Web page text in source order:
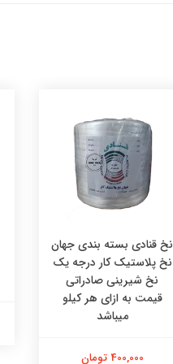
نخ قنادی بسته بندی جهان
نخ پلاستیک کار درجه یک
نخ شیرینی صادراتی
قیمت به ازای هر کیلو
میباشد
400,000 تومان